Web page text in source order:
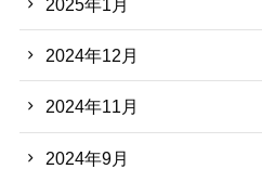
2025年1月
2024年12月
2024年11月
2024年9月